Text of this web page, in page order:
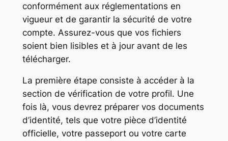
conformément aux réglementations en
vigueur et de garantir la sécurité de votre
compte. Assurez-vous que vos fichiers
soient bien lisibles et à jour avant de les
télécharger.
La première étape consiste à accéder à la
section de vérification de votre profil. Une
fois là, vous devrez préparer vos documents
d’identité, tels que votre pièce d’identité
officielle, votre passeport ou votre carte